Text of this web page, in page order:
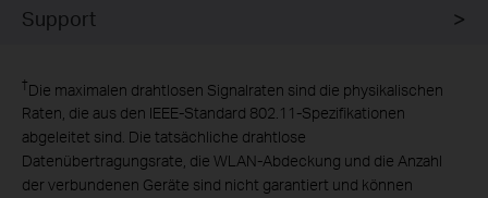
Support
†Die maximalen drahtlosen Signalraten sind die physikalischen
Raten, die aus den IEEE-Standard 802.11-Spezifikationen
abgeleitet sind. Die tatsächliche drahtlose
Datenübertragungsrate, die WLAN-Abdeckung und die Anzahl
der verbundenen Geräte sind nicht garantiert und können